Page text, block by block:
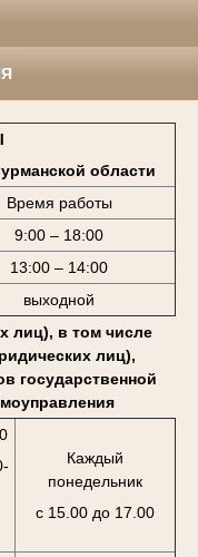
области
Время работы
9:00 – 18:00
13:00 – 14:00
выходной
лиц), в том числе
лиц),
государственной
Каждый
понедельник
с 15.00 до 17.00